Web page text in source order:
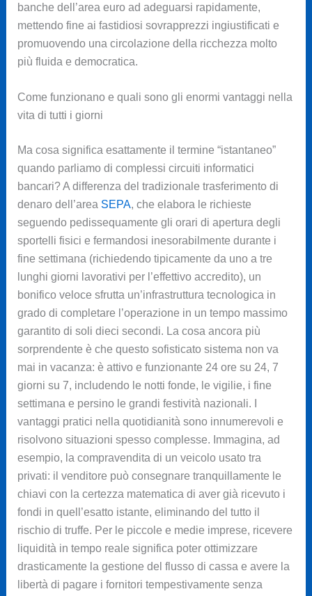
banche dell’area euro ad adeguarsi rapidamente,
mettendo fine ai fastidiosi sovrapprezzi ingiustificati e
promuovendo una circolazione della ricchezza molto
più fluida e democratica.
Come funzionano e quali sono gli enormi vantaggi nella
vita di tutti i giorni
Ma cosa significa esattamente il termine “istantaneo”
quando parliamo di complessi circuiti informatici
bancari? A differenza del tradizionale trasferimento di
denaro dell’area SEPA, che elabora le richieste
seguendo pedissequamente gli orari di apertura degli
sportelli fisici e fermandosi inesorabilmente durante i
fine settimana (richiedendo tipicamente da uno a tre
lunghi giorni lavorativi per l’effettivo accredito), un
bonifico veloce sfrutta un’infrastruttura tecnologica in
grado di completare l’operazione in un tempo massimo
garantito di soli dieci secondi. La cosa ancora più
sorprendente è che questo sofisticato sistema non va
mai in vacanza: è attivo e funzionante 24 ore su 24, 7
giorni su 7, includendo le notti fonde, le vigilie, i fine
settimana e persino le grandi festività nazionali. I
vantaggi pratici nella quotidianità sono innumerevoli e
risolvono situazioni spesso complesse. Immagina, ad
esempio, la compravendita di un veicolo usato tra
privati: il venditore può consegnare tranquillamente le
chiavi con la certezza matematica di aver già ricevuto i
fondi in quell’esatto istante, eliminando del tutto il
rischio di truffe. Per le piccole e medie imprese, ricevere
liquidità in tempo reale significa poter ottimizzare
drasticamente la gestione del flusso di cassa e avere la
libertà di pagare i fornitori tempestivamente senza